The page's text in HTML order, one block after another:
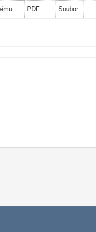
Závěrečný test k teoretickému školení PDF Soubor